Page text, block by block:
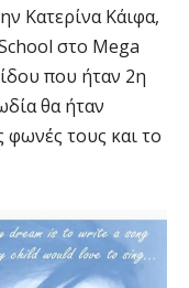
Κατερίνα Κάιφα,
στο Mega
που ήταν 2η
θα ήταν
φωνές τους και το